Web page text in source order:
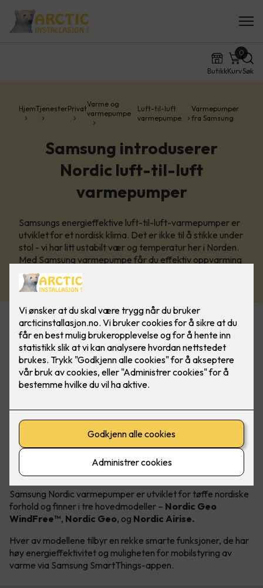
ButikkKurv
0
Søk
HjemTjenesterPrivat
Varme og
varmepumpe
Luft-til-luft
varmepumpe
Varmepumper
fra Samsung
Samsung introduserer
Nordic luft-til-luft
varmepumper
Samsungs energieffektive luft-til-luft-varmepumper er
utviklet for et nordisk klima. Det er ikke til å stikke under
stol - vi har litt ustabilt vær og temperatur her i Norden.
Med Samsung varmepumpe får du effektiv oppvarming
om vinteren og kjøling om sommeren!
Kommer i 3 forskjellige modeller
Samsung Nordic varmepumper er utviklet for tøffe nordiske
forhold og finner i tre hovedmodeller – Nordic Geo
WindFree™, Nordic Geo, og Nordic Airise.
Hver av modellene tilbyr en rekke smarte funksjoner, de har
høy energieffektivitet og muligheten for mobilstyring av
varme via Samsung SmartThings-appen.